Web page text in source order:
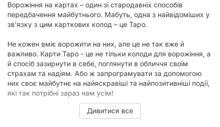
Ворожіння на картах – один зі стародавніх способів
передбачення майбутнього. Мабуть, одна з найвідоміших у
зв'язку з цим карткових колод – це Таро.
Не кожен вміє ворожити на них, але це не так вже й
важливо. Карти Таро - це не тільки колоди для ворожіння, а
й спосіб зазирнути в себе, поглянути в обличчя своїм
страхам та надіям. Або ж запрограмувати за допомогою
них своє майбутнє на найяскравіші та найпозитивніші події,
які так потрібні зараз нам усім!
Дивитися все